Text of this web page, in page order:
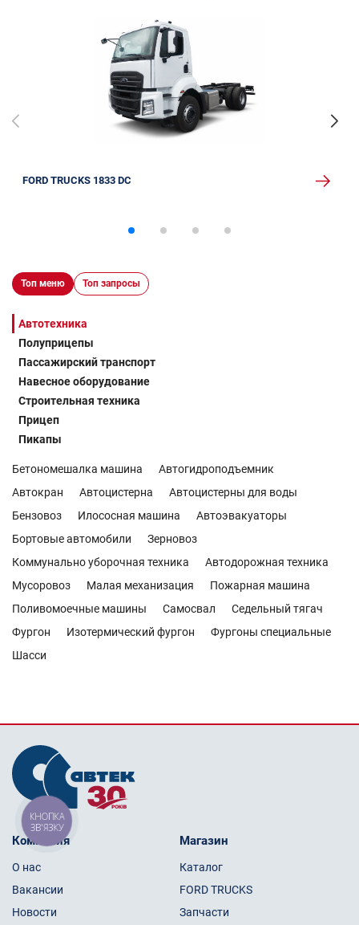
FORD TRUCKS 1833 DC
Топ меню Топ запросы
Автотехника
Полуприцепы
Пассажирский транспорт
Навесное оборудование
Строительная техника
Прицеп
Пикапы
Бетономешалка машина
Автогидроподъемник
Автокран
Автоцистерна
Автоцистерны для воды
Бензовоз
Илососная машина
Автоэвакуаторы
Бортовые автомобили
Зерновоз
Коммунально уборочная техника
Автодорожная техника
Мусоровоз
Малая механизация
Пожарная машина
Поливомоечные машины
Самосвал
Седельный тягач
Фургон
Изотермический фургон
Фургоны специальные
Шасси
Компания
О нас
Вакансии
Новости
Магазин
Каталог
FORD TRUCKS
Запчасти
КНОПКА
ЗВ'ЯЗКУ